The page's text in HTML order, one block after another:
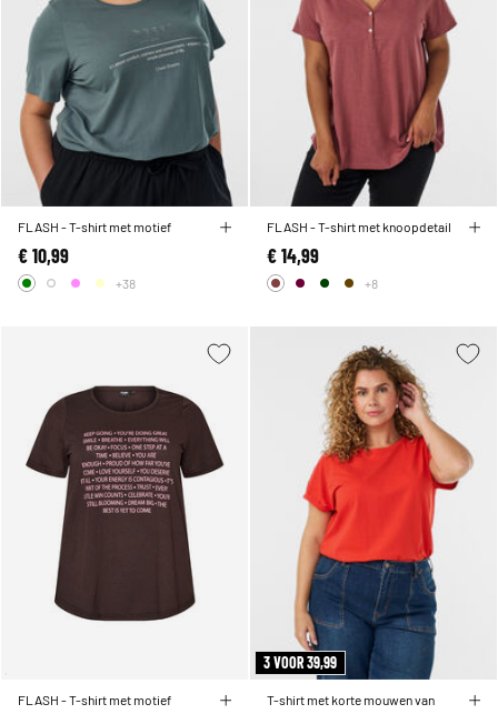
FLASH - T-shirt met motief
€ 10,99
+38
FLASH - T-shirt met knoopdetail
€ 14,99
+8
FLASH - T-shirt met motief
3 VOOR 39,99
T-shirt met korte mouwen van